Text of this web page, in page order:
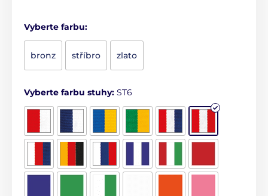
Vyberte farbu:
bronz stříbro zlato
Vyberte farbu stuhy: ST6